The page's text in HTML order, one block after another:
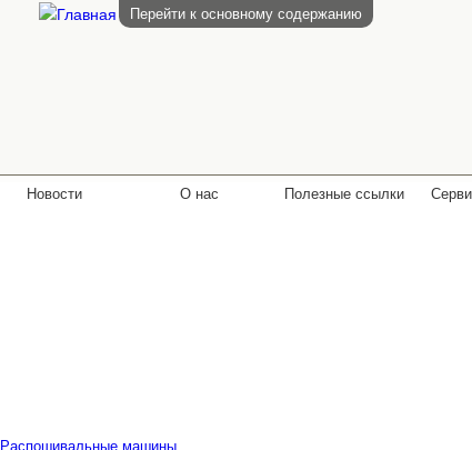
Перейти к основному содержанию
Новости О нас Полезные ссылки
Распошивальные машины